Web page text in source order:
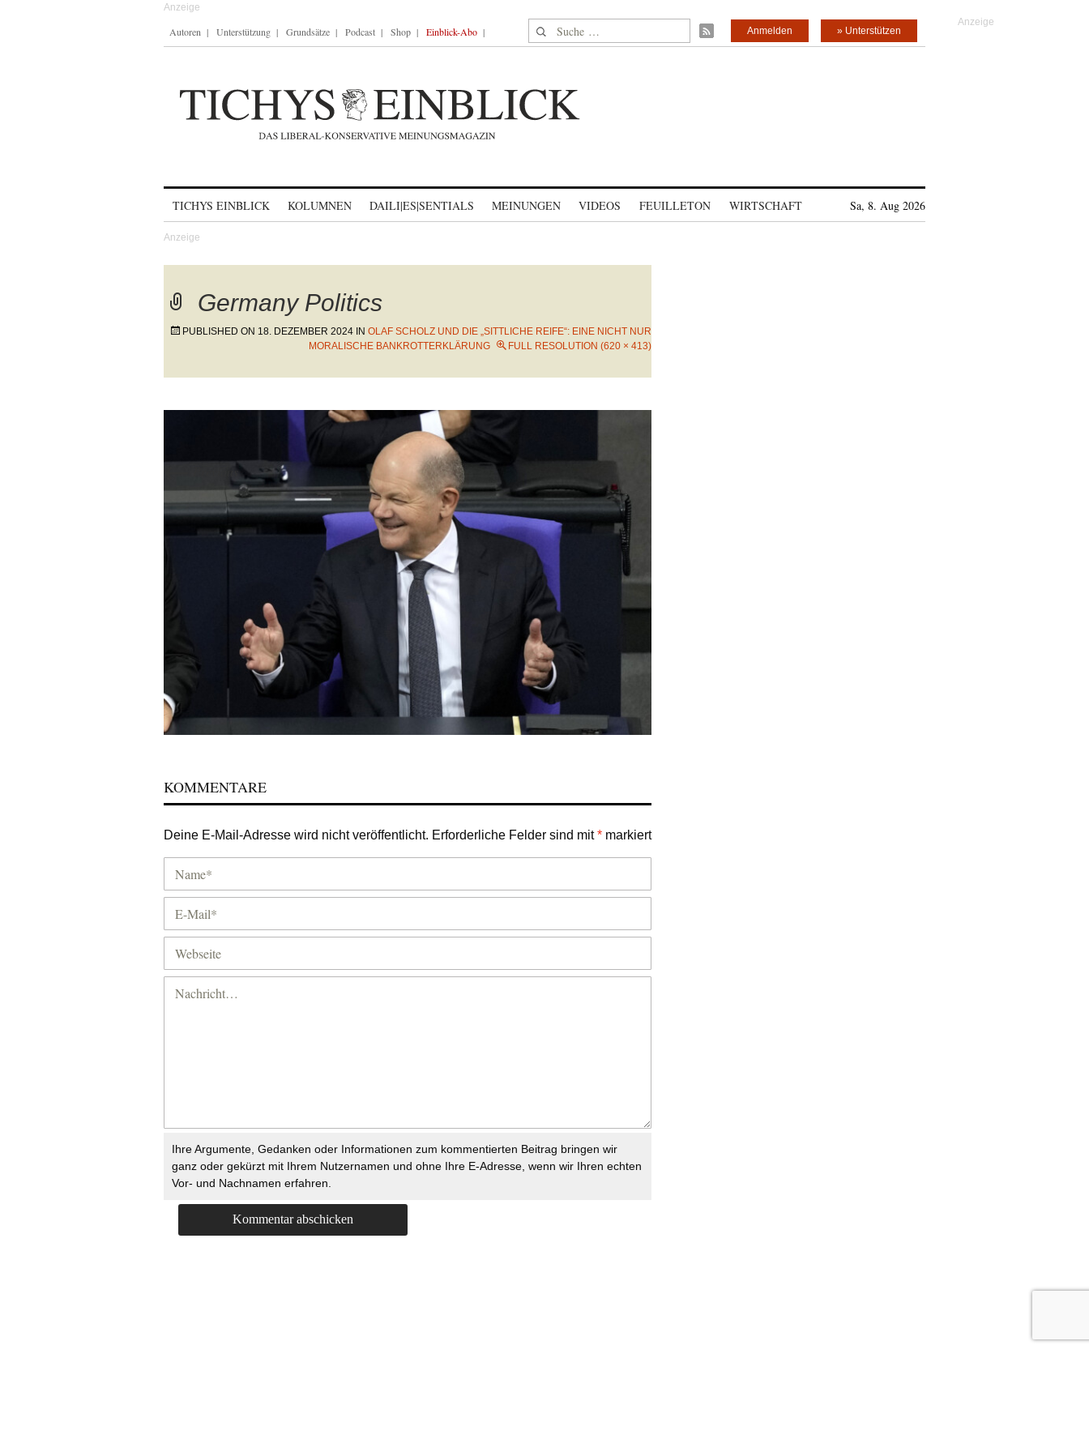
Autoren Unterstützung Grundsätze Podcast Shop Einblick-Abo Suche nach: » Unterstützen
Anmelden
TICHYS EINBLICK KOLUMNEN DAILI|ES|SENTIALS MEINUNGEN VIDEOS FEUILLETON WIRTSCHAFT Sa, 8. Aug 2026
Germany Politics
PUBLISHED ON 18. DEZEMBER 2024 IN OLAF SCHOLZ UND DIE „SITTLICHE REIFE“: EINE NICHT NUR
MORALISCHE BANKROTTERKLÄRUNG
FULL RESOLUTION (620 × 413)
← Previous
KOMMENTARE
Deine E-Mail-Adresse wird nicht veröffentlicht. Erforderliche Felder sind mit* markiert
Ihre Argumente, Gedanken oder Informationen zum kommentierten Beitrag bringen wir
ganz oder gekürzt mit Ihrem Nutzernamen und ohne Ihre E-Adresse, wenn wir Ihren echten
Vor- und Nachnamen erfahren.